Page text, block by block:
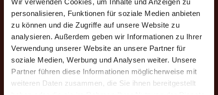
personalisieren, Funktionen für soziale Medien anbieten
zu können und die Zugriffe auf unsere Website zu
analysieren. Außerdem geben wir Informationen zu Ihrer
Verwendung unserer Website an unsere Partner für
soziale Medien, Werbung und Analysen weiter. Unsere
Partner führen diese Informationen möglicherweise mit
weiteren Daten zusammen, die Sie ihnen bereitgestellt
Neues Herzogpaar. Neuer
Regisseur. Neues Stück. Neuer
Teamspirit. Alte Faszination: Im
Sommer 2024 können die
Straubinger nach fünfjähriger